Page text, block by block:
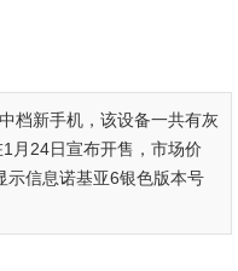
档新手机，该设备一共有灰
月24日宣布开售，市场价
示信息诺基亚6银色版本号